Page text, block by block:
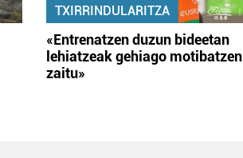
TXIRRINDULARITZA
«Entrenatzen duzun bideetan
lehiatzeak gehiago motibatzen
zaitu»